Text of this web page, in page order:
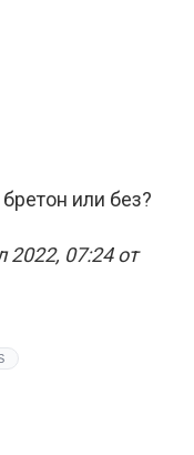
или без?
2022, 07:24 от